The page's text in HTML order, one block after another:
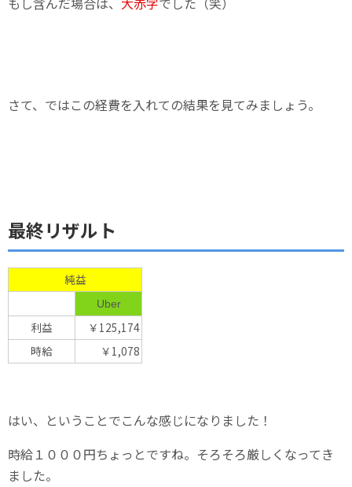
さて、ではこの経費を入れての結果を見てみましょう。
最終リザルト
純益
Uber
利益
￥125,174
時給
￥1,078
はい、ということでこんな感じになりました！
時給１０００円ちょっとですね。そろそろ厳しくなってき
ました。